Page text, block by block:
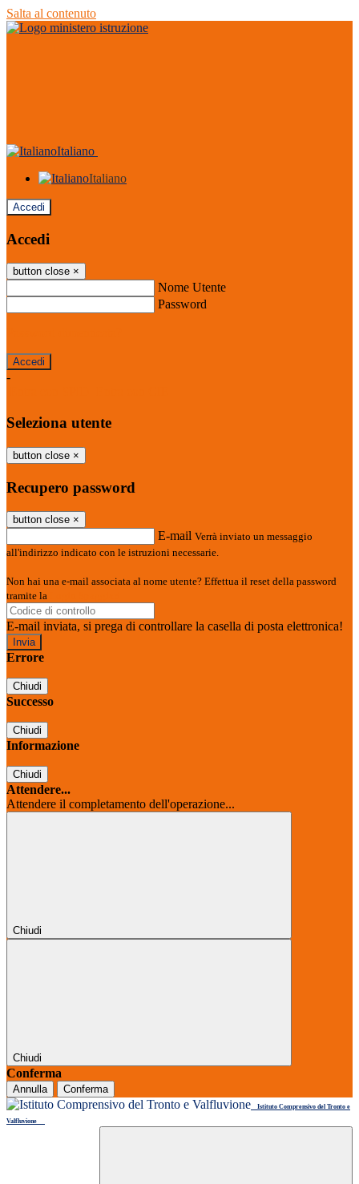
Salta al contenuto
Italiano
Italiano
Accedi
Accedi
button close ×
Nome Utente
Password
-
Seleziona utente
button close ×
Recupero password
button close ×
E-mail Verrà inviato un messaggio
all'indirizzo indicato con le istruzioni necessarie.
Non hai una e-mail associata al nome utente? Effettua il reset della password
tramite la
E-mail inviata, si prega di controllare la casella di posta elettronica!
Errore
Chiudi
Successo
Chiudi
Informazione
Chiudi
Attendere...
Attendere il completamento dell'operazione...
Chiudi
Chiudi
Conferma
Annulla Conferma
Istituto Comprensivo del Tronto e
Valfluvione